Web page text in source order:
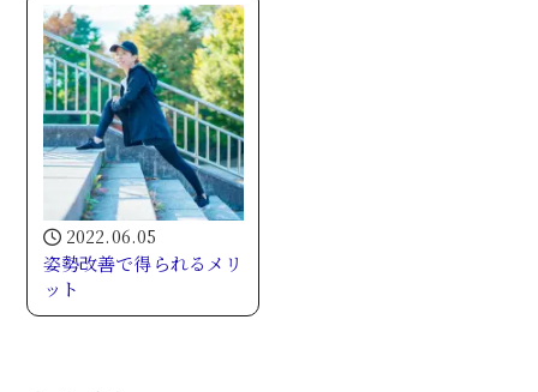
2022.06.05
姿勢改善で得られるメリ
ット